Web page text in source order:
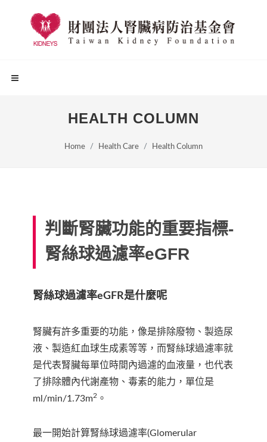
HEALTH COLUMN
Home Health Care Health Column
判斷腎臟功能的重要指標-
腎絲球過濾率eGFR
腎絲球過濾率eGFR是什麼呢
腎臟有許多重要的功能，像是排除廢物、製造尿
液、製造紅血球生成素等等，而腎絲球過濾率就
是代表腎臟每單位時間內過濾的血液量，也代表
了排除體內代謝產物、毒素的能力，單位是
ml/min/1.73m2 。
最一開始計算腎絲球過濾率(Glomerular